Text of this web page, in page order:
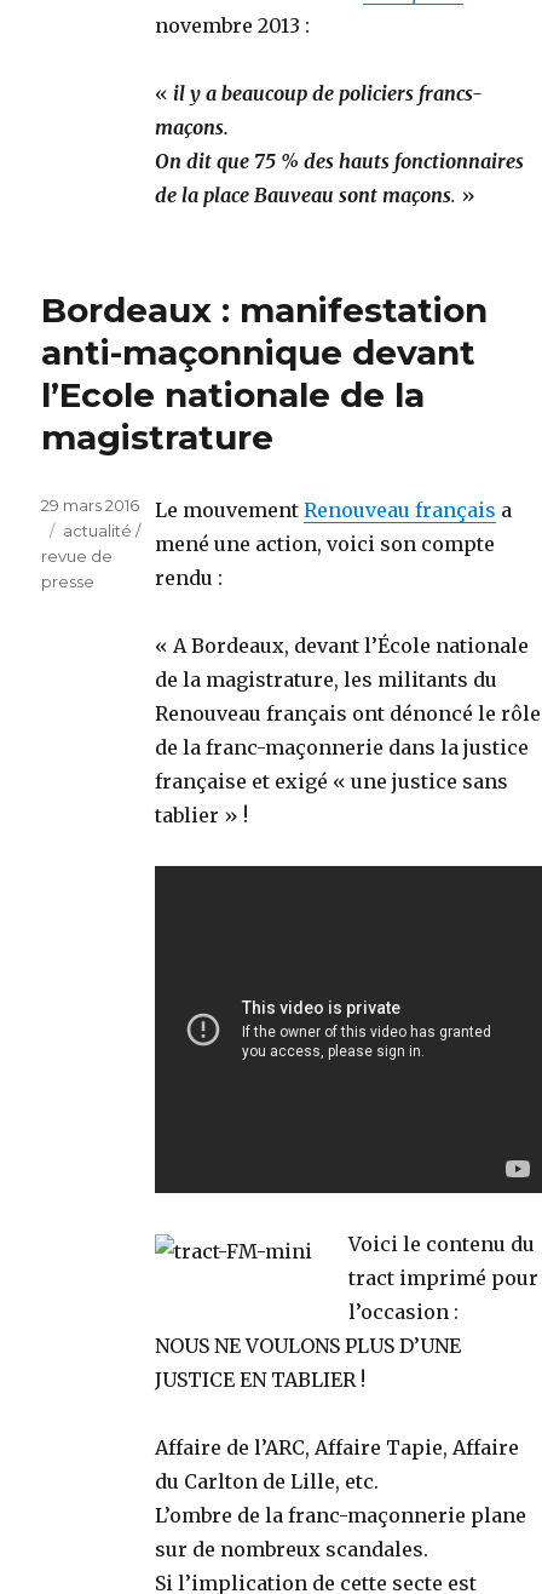
novembre 2013 :
« il y a beaucoup de policiers francs-
maçons.
On dit que 75 % des hauts fonctionnaires
de la place Bauveau sont maçons. »
Bordeaux : manifestation
anti-maçonnique devant
l’Ecole nationale de la
magistrature
Le mouvement Renouveau français a
mené une action, voici son compte
rendu :
« A Bordeaux, devant l’École nationale
de la magistrature, les militants du
Renouveau français ont dénoncé le rôle
de la franc-maçonnerie dans la justice
française et exigé « une justice sans
tablier » !
Voici le contenu du
tract imprimé pour
l’occasion :
NOUS NE VOULONS PLUS D’UNE
JUSTICE EN TABLIER !
Affaire de l’ARC, Affaire Tapie, Affaire
du Carlton de Lille, etc.
L’ombre de la franc-maçonnerie plane
sur de nombreux scandales.
Si l’implication de cette secte est
Publié
le
29 mars 2016
Catégories
actualité /
revue de
presse